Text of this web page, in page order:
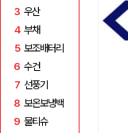
3 우산
4 부채
5 보조배터리
6 수건
7 선풍기
8 보온보냉백
9 물티슈